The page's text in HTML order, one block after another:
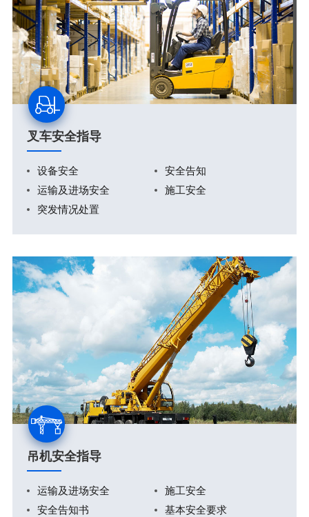
叉车安全指导
设备安全
安全告知
运输及进场安全
施工安全
突发情况处置
吊机安全指导
运输及进场安全
施工安全
安全告知书
基本安全要求